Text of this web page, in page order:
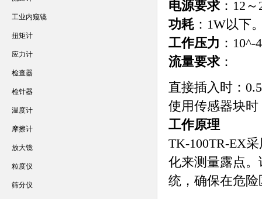
电源要求：12
功耗：1W以下
工作压力 ：10^-
流量要求：
直接插入时：
使用传感器块时
工作原理
TK-100TR-EX
化来测量露点
统，确保在危
工业内窥镜
扭矩计
应力计
检查器
检针器
温度计
摩擦计
放大镜
粒度仪
筛分仪